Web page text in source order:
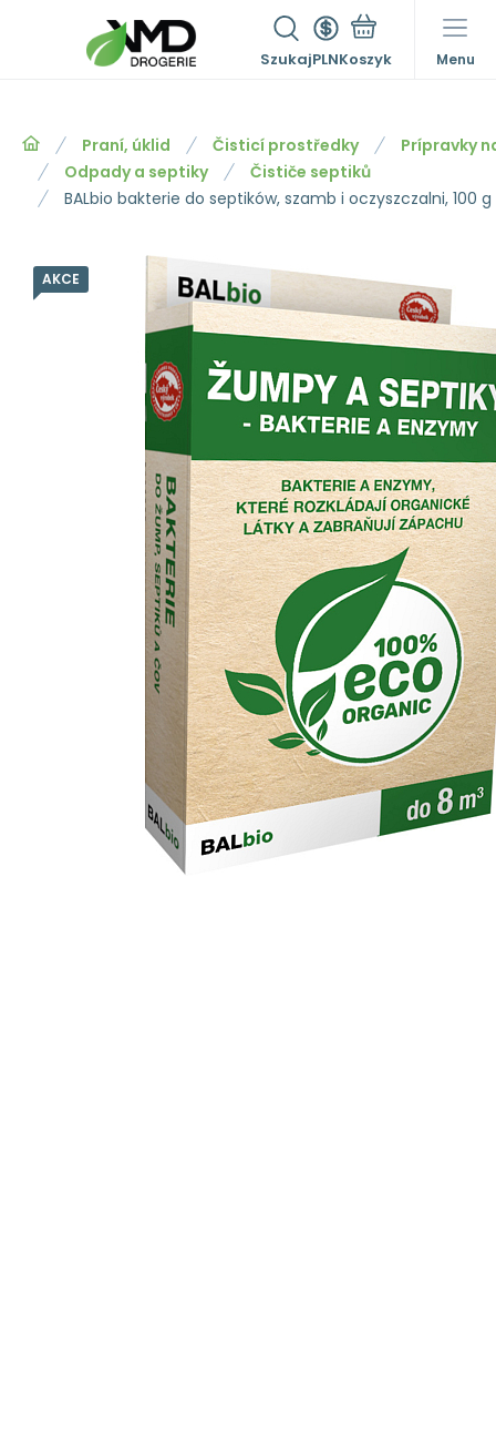
SzukajPLN Menu
Praní, úklid Čisticí prostředky
Prípravky
Odpady a septiky
Čističe septiků
BALbio bakterie do septików, szamb i oczyszczalni, 100 g
AKCE